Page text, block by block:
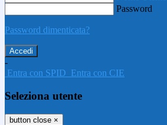
Password
Password dimenticata?
-
Entra con SPID Entra con CIE
Seleziona utente
button close ×